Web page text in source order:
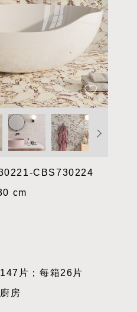
CBS730224
cm
片；每箱26片
房